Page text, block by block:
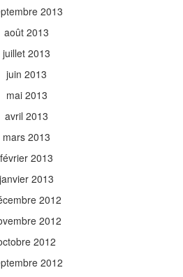
2013
août 2013
juillet 2013
juin 2013
mai 2013
avril 2013
mars 2013
février 2013
janvier 2013
2012
2012
2012
2012